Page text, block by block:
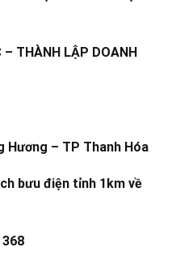
– THÀNH LẬP DOANH
Hương – TP Thanh Hóa
bưu điện tỉnh 1km về